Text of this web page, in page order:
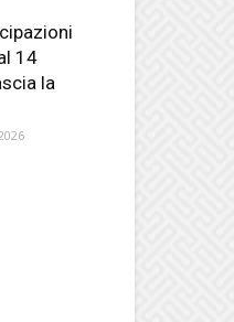
14
la